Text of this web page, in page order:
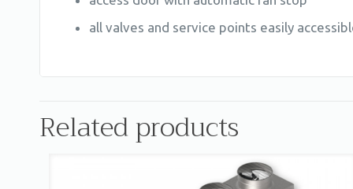
all valves and service points easily
Related products